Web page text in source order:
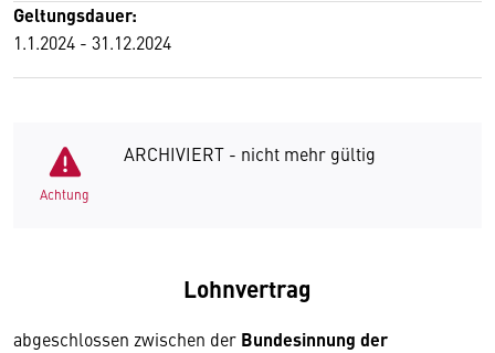
Geltungsdauer:
1.1.2024 - 31.12.2024
Achtung
ARCHIVIERT - nicht mehr gültig
Lohnvertrag
abgeschlossen zwischen der Bundesinnung der